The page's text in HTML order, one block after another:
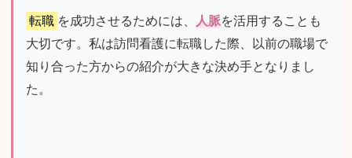
転職 を成功させるためには、 人脈を活用することも
大切です。私は訪問看護に転職した際、以前の職場で
知り合った方からの紹介が大きな決め手となりまし
た。